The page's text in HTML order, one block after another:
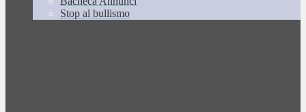
Stop al bullismo